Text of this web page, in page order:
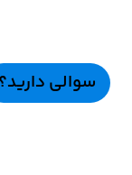
سوالی دارید؟